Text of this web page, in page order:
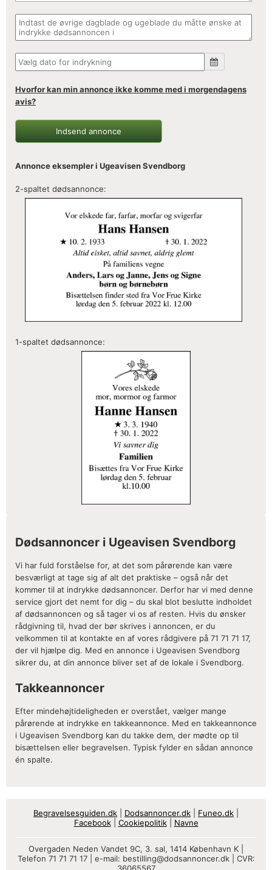
Hvorfor kan min annonce ikke komme med i morgendagens
avis?
Indsend annonce
Annonce eksempler i Ugeavisen Svendborg
2-spaltet dødsannonce:
1-spaltet dødsannonce:
Dødsannoncer i Ugeavisen Svendborg
Vi har fuld forståelse for, at det som pårørende kan være
besværligt at tage sig af alt det praktiske – også når det
kommer til at indrykke dødsannoncer. Derfor har vi med denne
service gjort det nemt for dig – du skal blot beslutte indholdet
af dødsannoncen og så tager vi os af resten. Hvis du ønsker
rådgivning til, hvad der bør skrives i annoncen, er du
velkommen til at kontakte en af vores rådgivere på 71 71 71 17,
der vil hjælpe dig. Med en annonce i Ugeavisen Svendborg
sikrer du, at din annonce bliver set af de lokale i Svendborg.
Takkeannoncer
Efter mindehøjtideligheden er overstået, vælger mange
pårørende at indrykke en takkeannonce. Med en takkeannonce
i Ugeavisen Svendborg kan du takke dem, der mødte op til
bisættelsen eller begravelsen. Typisk fylder en sådan annonce
én spalte.
Begravelsesguiden.dk Dodsannoncer.dk Funeo.dk
Facebook| Cookiepolitik| Navne
Overgaden Neden Vandet 9C, 3. sal, 1414 København K |
Telefon 71 71 71 17 | e-mail: bestilling@dodsannoncer.dk| CVR: